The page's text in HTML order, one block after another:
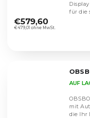
durchschnittliche
Produktbewertung
€479,01 ohne MwSt.
€579,60
für die
AUF
mit
die Ihr